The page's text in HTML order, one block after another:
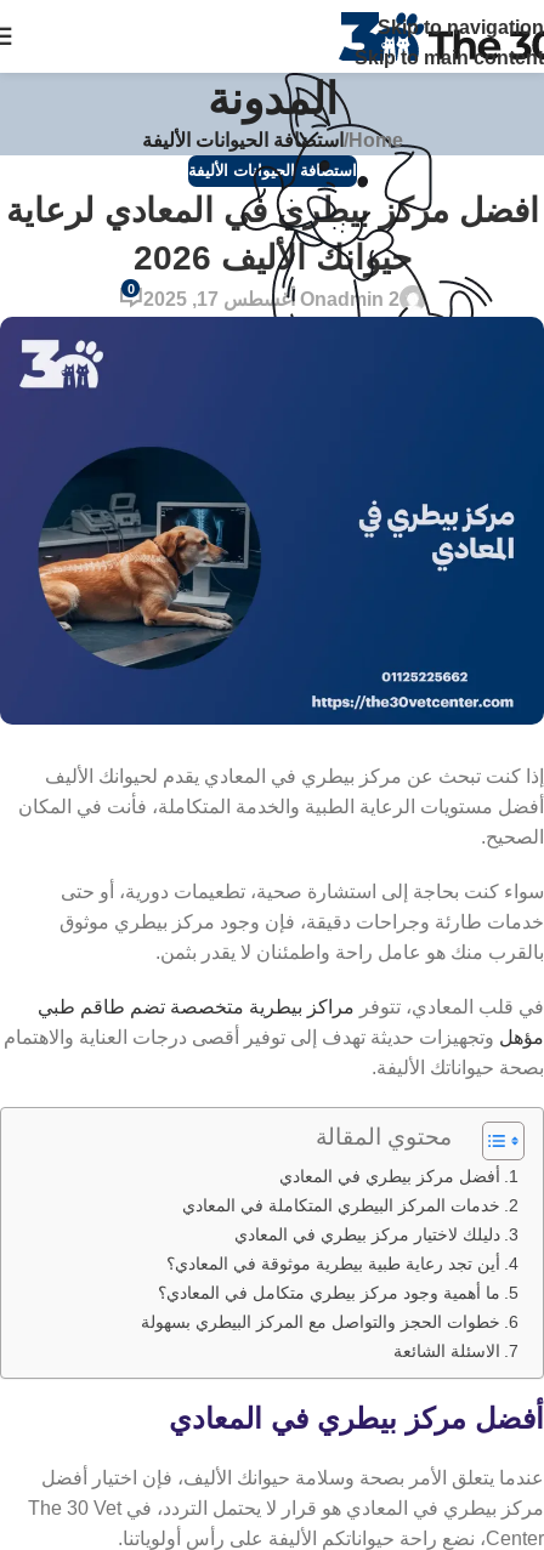
Skip to navigation
Skip to main content
ساعة في القاهرة والجيزة اتصل بنا
المدونة
Home
/ استضافة الحيوانات الأليفة
استضافة الحيوانات الأليفة
افضل مركز بيطري في المعادي لرعاية
حيوانك الأليف 2026
admin 2On أغسطس 17, 2025
0
إذا كنت تبحث عن مركز بيطري في المعادي يقدم لحيوانك الأليف
أفضل مستويات الرعاية الطبية والخدمة المتكاملة، فأنت في المكان
الصحيح.
سواء كنت بحاجة إلى استشارة صحية، تطعيمات دورية، أو حتى
خدمات طارئة وجراحات دقيقة، فإن وجود مركز بيطري موثوق
بالقرب منك هو عامل راحة واطمئنان لا يقدر بثمن.
في قلب المعادي، تتوفر مراكز بيطرية متخصصة تضم طاقم طبي
مؤهل وتجهيزات حديثة تهدف إلى توفير أقصى درجات العناية والاهتمام
بصحة حيواناتك الأليفة.
محتوي المقالة
أفضل مركز بيطري في المعادي
خدمات المركز البيطري المتكاملة في المعادي
دليلك لاختيار مركز بيطري في المعادي
أين تجد رعاية طبية بيطرية موثوقة في المعادي؟
ما أهمية وجود مركز بيطري متكامل في المعادي؟
خطوات الحجز والتواصل مع المركز البيطري بسهولة
الاسئلة الشائعة
أفضل مركز بيطري في المعادي
عندما يتعلق الأمر بصحة وسلامة حيوانك الأليف، فإن اختيار أفضل
مركز بيطري في المعادي هو قرار لا يحتمل التردد، في The 30 Vet
Center، نضع راحة حيواناتكم الأليفة على رأس أولوياتنا.